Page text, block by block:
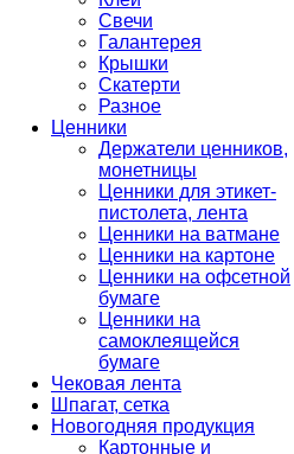
Свечи
Галантерея
Крышки
Скатерти
Разное
Ценники
Держатели ценников,
монетницы
Ценники для этикет-
пистолета, лента
Ценники на ватмане
Ценники на картоне
Ценники на офсетной
бумаге
Ценники на
самоклеящейся
бумаге
Чековая лента
Шпагат, сетка
Новогодняя продукция
Картонные и